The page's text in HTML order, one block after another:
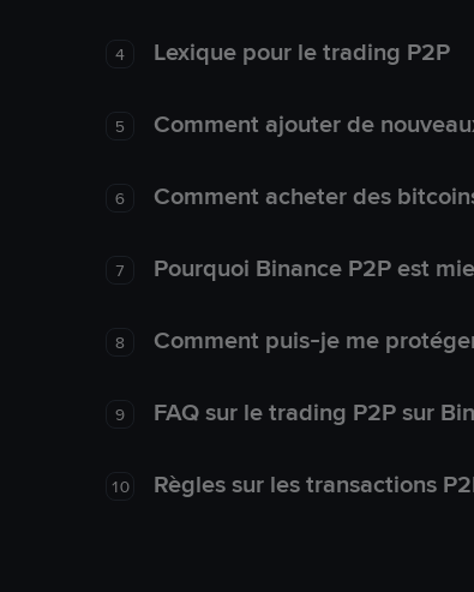
4 Lexique pour le trading P2P
5 Comment ajouter de
6 Comment acheter des
7 Pourquoi Binance P2P est
8 Comment puis-je me
9 FAQ sur le trading P2P sur
10 Règles sur les transactions